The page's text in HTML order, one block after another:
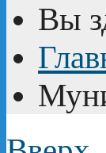
Вы